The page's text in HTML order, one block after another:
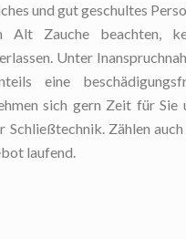
und gut geschultes
Alt Zauche beachten,
Unter
eine
sich gern Zeit für Sie
Zählen auch
laufend.